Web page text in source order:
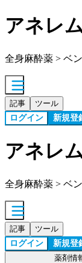
アネレ
全身麻酔薬 > ベ
記事 ツール
ログイン 新規登
アネレ
全身麻酔薬 > ベ
記事 ツール
ログイン 新規登
薬剤情